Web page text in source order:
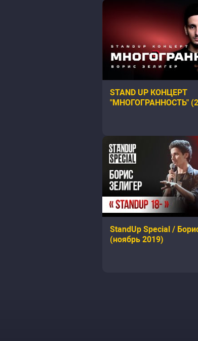
STAND UP КОНЦЕРТ
"МНОГОГРАННОСТЬ"
StandUp Special /
(ноябрь 2019)